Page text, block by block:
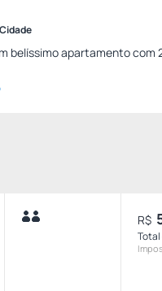
belíssimo apartamento com
R$
Total